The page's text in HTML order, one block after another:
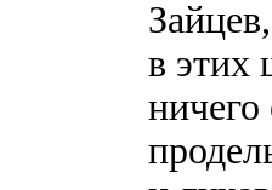
в этих
ничего